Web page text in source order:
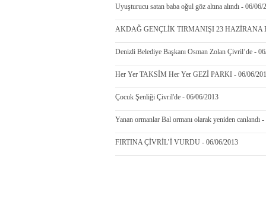
Uyuşturucu satan baba oğul göz altına alındı - 06/06/
AKDAĞ GENÇLİK TIRMANIŞI 23 HAZİRANA
Denizli Belediye Başkanı Osman Zolan Çivril’de -
Her Yer TAKSİM Her Yer GEZİ PARKI - 06/06/
Çocuk Şenliği Çivril'de - 06/06/2013
Yanan ormanlar Bal ormanı olarak yeniden canlandı
FIRTINA ÇİVRİL’İ VURDU - 06/06/2013